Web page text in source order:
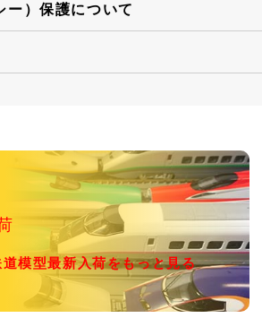
ー）保護について
道模型最新入荷をもっと見る